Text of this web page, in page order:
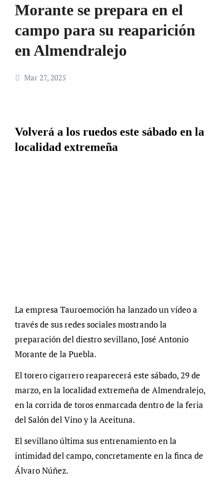
Morante se prepara en el
campo para su reaparición
en Almendralejo
Mar 27, 2025
Volverá a los ruedos este sábado en la
localidad extremeña
La empresa Tauroemoción ha lanzado un vídeo a
través de sus redes sociales mostrando la
preparación del diestro sevillano, José Antonio
Morante de la Puebla.
El torero cigarrero reaparecerá este sábado, 29 de
marzo, en la localidad extremeña de Almendralejo,
en la corrida de toros enmarcada dentro de la feria
del Salón del Vino y la Aceituna.
El sevillano última sus entrenamiento en la
intimidad del campo, concretamente en la finca de
Álvaro Núñez.